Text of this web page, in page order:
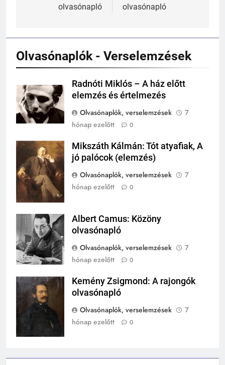
olvasónapló
olvasónapló
Olvasónaplók - Verselemzések
Radnóti Miklós – A ház előtt
elemzés és értelmezés
Olvasónaplók, verselemzések
7
hónap ezelőtt
0
Mikszáth
Kálmán
Mikszáth Kálmán: Tót atyafiak, A
jó palócok (elemzés)
Olvasónaplók, verselemzések
7
hónap ezelőtt
0
Albert Camus
Albert Camus: Közöny
olvasónapló
Olvasónaplók, verselemzések
7
hónap ezelőtt
0
Kemény
Zsigmond
Kemény Zsigmond: A rajongók
olvasónapló
Olvasónaplók, verselemzések
7
hónap ezelőtt
0
Ki találta fel a gőzgépet?
TÖRTÉNELEM ÉRDEKESSÉGEK
242
Kik voltak a három királyok?
KIK VOLTAK?
A középkor titkai: Mi rejtőzött a
várak falai mögött?
TÖRTÉNELEM ÉRDEKESSÉGEK
244
bukása, és mi történt utána?
MIKOR VOLT?
TÖRTÉNELEM ÉRDEKESSÉGEK
1
Ki volt Zeusz?
KIK VOLTAK?
TÖRTÉNELEM ÉRDEKESSÉGEK
2
MIKOR VOLT?